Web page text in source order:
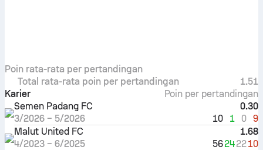
Poin rata-rata per pertandingan
Total rata-rata poin per pertandingan
1.51
Karier
Poin per pertandingan
Semen Padang FC
0.30
3/2026– 5/2026 10 1 0 9
Malut United FC
1.68
4/2023– 6/2025 56242210